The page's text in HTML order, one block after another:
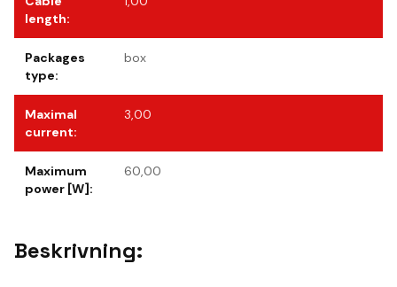
length:
Packages
type:
box
Maximal
current:
3,00
Maximum
power [W]:
60,00
Beskrivning: